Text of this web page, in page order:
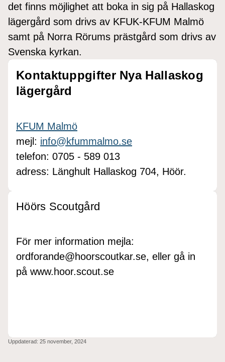
det finns möjlighet att boka in sig på Hallaskog
lägergård som drivs av KFUK-KFUM Malmö
samt på Norra Rörums prästgård som drivs av
Svenska kyrkan.
Kontaktuppgifter Nya Hallaskog
lägergård
KFUM Malmö
mejl: info@kfummalmo.se
telefon: 0705 - 589 013
adress: Länghult Hallaskog 704, Höör.
Höörs Scoutgård
För mer information mejla:
ordforande@hoorscoutkar.se, eller gå in
på www.hoor.scout.se
Uppdaterad: 25 november, 2024